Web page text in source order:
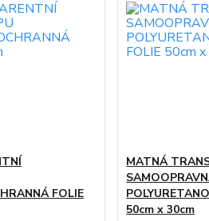
FOLIE
MATNÁ
50cm x 30cm